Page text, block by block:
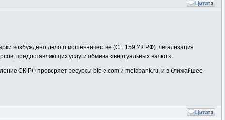
возбуждено дело о мошенничестве (Ст. 159 УК РФ), легализация
предоставляющих услуги обмена «виртуальных валют».
СК РФ проверяет ресурсы btc-e.com и metabank.ru, и в ближайшее